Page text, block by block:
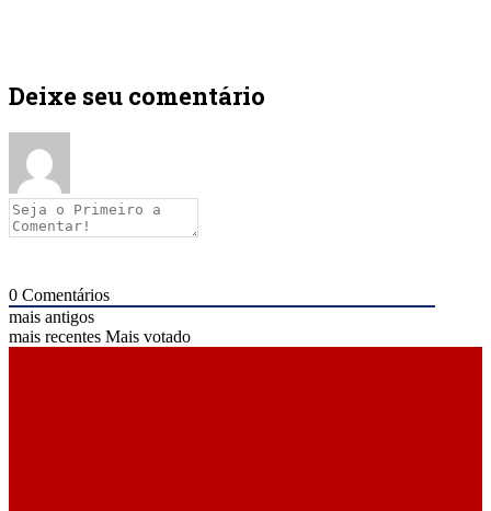
Deixe seu comentário
0 Comentários
mais antigos
mais recentes Mais votado